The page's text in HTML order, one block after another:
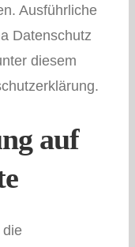
Ausführliche
Datenschutz
diesem
auf
die